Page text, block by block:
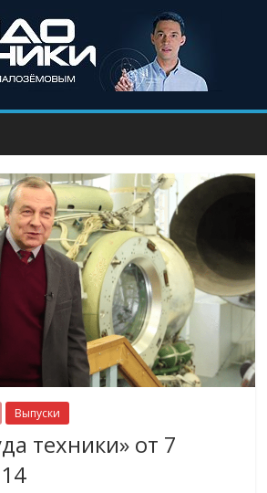
Выпуски
техники» от 7